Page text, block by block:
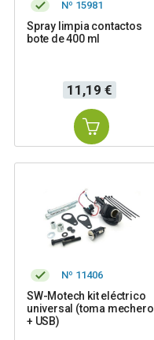
Nº 15981
Spray limpia contactos
bote de 400 ml
Precio
11,19 €
Nº 11406
SW-Motech kit eléctrico
universal (toma mechero
+ USB)